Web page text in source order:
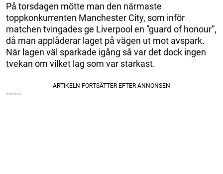
På torsdagen mötte man den närmaste
toppkonkurrenten Manchester City, som inför
matchen tvingades ge Liverpool en ”guard of honour”,
då man applåderar laget på vägen ut mot avspark.
När lagen väl sparkade igång så var det dock ingen
tvekan om vilket lag som var starkast.